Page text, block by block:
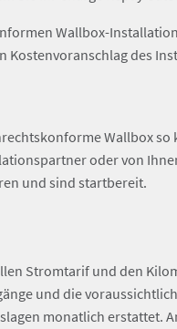
Wallbox-
Kostenvoranschlag des
Wallbox
oder von
und sind startbereit.
Stromtarif und den
und die
monatlich erstattet.